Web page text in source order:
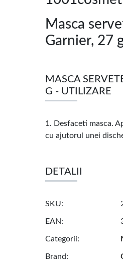
Masca
Garnier, 27
MASCA
G - UTILIZARE
1. Desfaceti masca.
cu ajutorul unei
DETALII
SKU
EAN
Categorii
Brand